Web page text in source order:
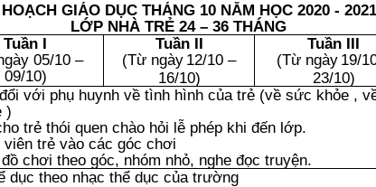
GIÁO DỤC THÁNG 10 NĂM HỌC 2020 - 2021
LỚP NHÀ TRẺ 24 – 36 THÁNG
Tuần I
05/10 –
09/10)
Tuần II
(Từ ngày 12/10 –
16/10)
Tuần III
(Từ ngày 19/
23/10)
với phụ huynh về tình hình của trẻ (về sức khỏe ,
)
trẻ thói quen chào hỏi lễ phép khi đến lớp.
trẻ vào các góc chơi
chơi theo góc, nhóm nhỏ, nghe đọc truyện.
dục theo nhạc thể dục của trường